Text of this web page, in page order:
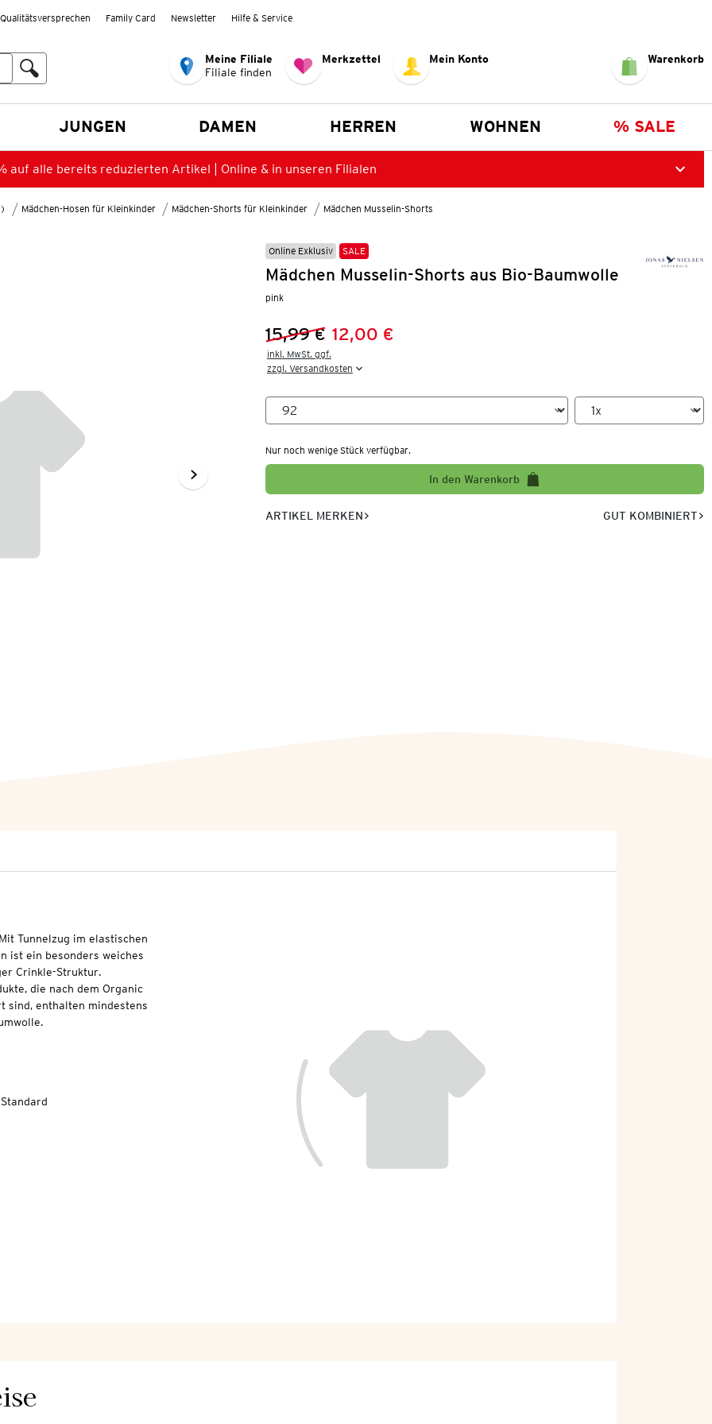
Qualitätsversprechen Family Card Newsletter Hilfe & Service
Meine Filiale
Filiale finden
Merkzettel Mein Konto Warenkorb
JUNGEN DAMEN HERREN WOHNEN % SALE
auf alle bereits reduzierten Artikel | Online & in unseren Filialen
Mädchen-Hosen für Kleinkinder Mädchen-Shorts für Kleinkinder Mädchen Musselin-Shorts
Online Exklusiv SALE
Mädchen Musselin-Shorts aus Bio-Baumwolle
pink
Vorheriger Preis:
15,99 €
Neuer Preis:12,00 €
inkl. MwSt. ggf.
zzgl. Versandkosten
Nur noch wenige Stück verfügbar.
In den Warenkorb
ARTIKEL MERKEN GUT KOMBINIERT
Tunnelzug im elastischen
ist ein besonders weiches
Crinkle-Struktur.
die nach dem Organic
sind, enthalten mindestens